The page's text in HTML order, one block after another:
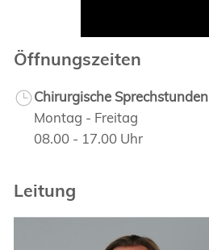
Öffnungszeiten
Chirurgische Sprechstunden
Montag - Freitag
08.00 - 17.00 Uhr
Leitung